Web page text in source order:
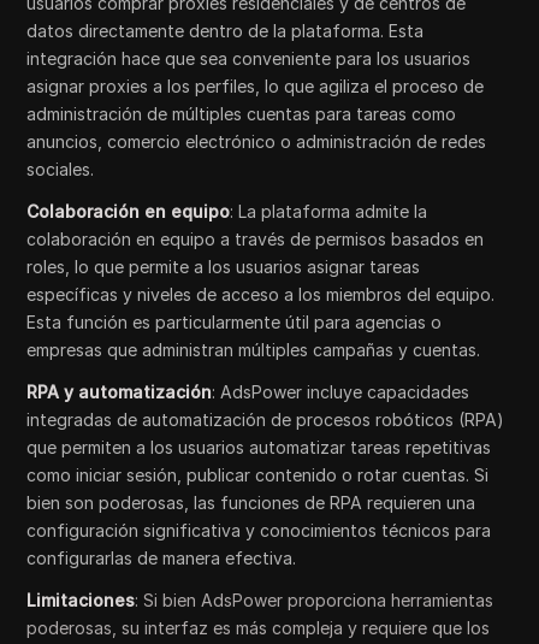
datos directamente dentro de la plataforma. Esta
integración hace que sea conveniente para los usuarios
asignar proxies a los perfiles, lo que agiliza el proceso de
administración de múltiples cuentas para tareas como
anuncios, comercio electrónico o administración de redes
sociales.
Colaboración en equipo: La plataforma admite la
colaboración en equipo a través de permisos basados en
roles, lo que permite a los usuarios asignar tareas
específicas y niveles de acceso a los miembros del equipo.
Esta función es particularmente útil para agencias o
empresas que administran múltiples campañas y cuentas.
RPA y automatización: AdsPower incluye capacidades
integradas de automatización de procesos robóticos (RPA)
que permiten a los usuarios automatizar tareas repetitivas
como iniciar sesión, publicar contenido o rotar cuentas. Si
bien son poderosas, las funciones de RPA requieren una
configuración significativa y conocimientos técnicos para
configurarlas de manera efectiva.
Limitaciones: Si bien AdsPower proporciona herramientas
poderosas, su interfaz es más compleja y requiere que los